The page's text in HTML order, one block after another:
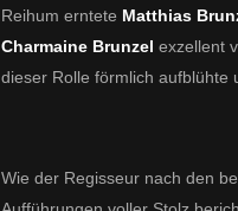
Reihum erntete Matthias
Charmaine Brunzel exzellent
dieser Rolle förmlich aufblühte
Wie der Regisseur nach den